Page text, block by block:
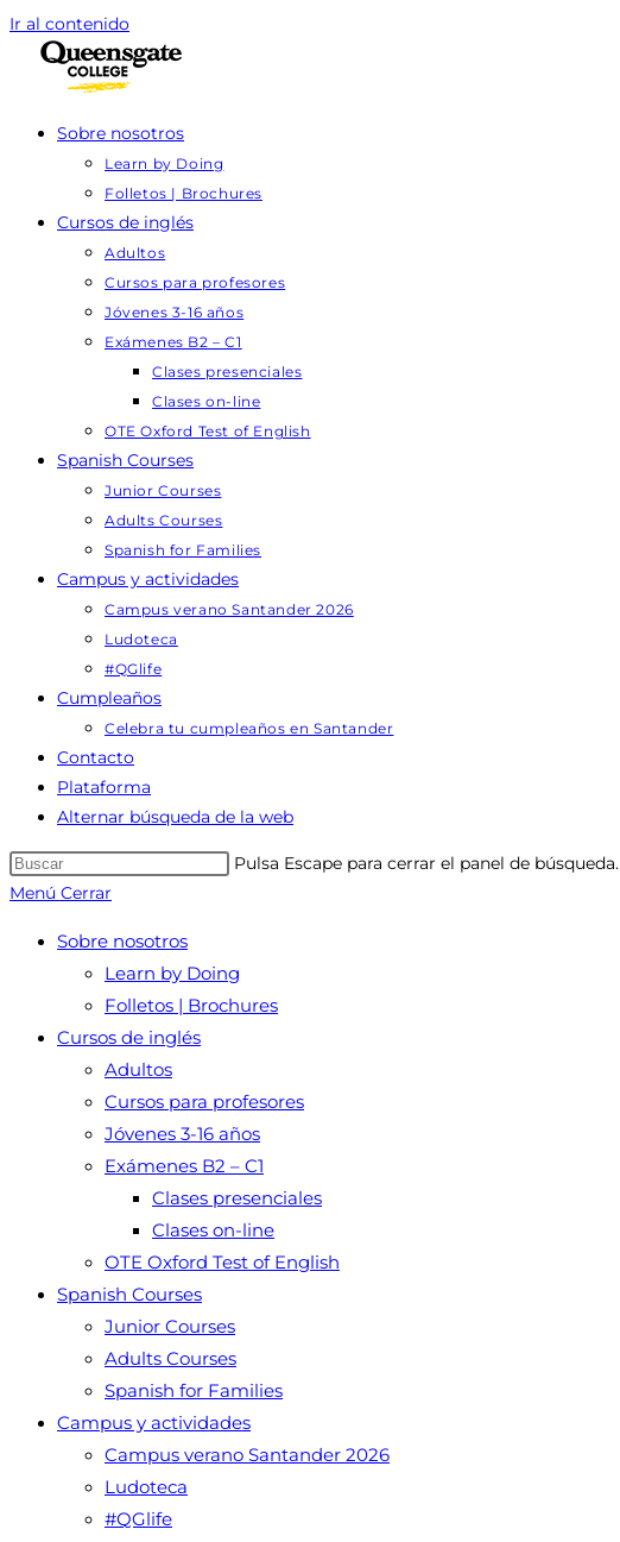
Ir al contenido
Sobre nosotros
Learn by Doing
Folletos | Brochures
Cursos de inglés
Adultos
Cursos para profesores
Jóvenes 3-16 años
Exámenes B2 – C1
Clases presenciales
Clases on-line
OTE Oxford Test of English
Spanish Courses
Junior Courses
Adults Courses
Spanish for Families
Campus y actividades
Campus verano Santander 2026
Ludoteca
#QGlife
Cumpleaños
Celebra tu cumpleaños en Santander
Contacto
Plataforma
Alternar búsqueda de la web
Pulsa Escape para cerrar el panel de búsqueda.
Menú Cerrar
Sobre nosotros
Learn by Doing
Folletos | Brochures
Cursos de inglés
Adultos
Cursos para profesores
Jóvenes 3-16 años
Exámenes B2 – C1
Clases presenciales
Clases on-line
OTE Oxford Test of English
Spanish Courses
Junior Courses
Adults Courses
Spanish for Families
Campus y actividades
Campus verano Santander 2026
Ludoteca
#QGlife